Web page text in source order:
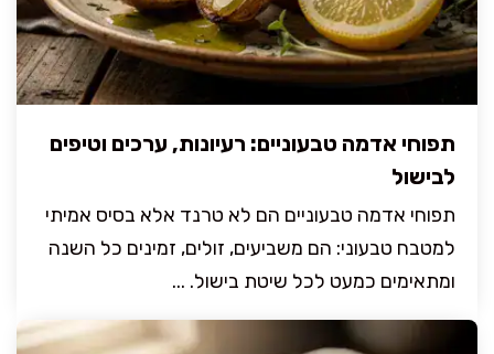
תפוחי אדמה טבעוניים: רעיונות, ערכים וטיפים
לבישול
תפוחי אדמה טבעוניים הם לא טרנד אלא בסיס אמיתי
למטבח טבעוני: הם משביעים, זולים, זמינים כל השנה
ומתאימים כמעט לכל שיטת בישול. ...